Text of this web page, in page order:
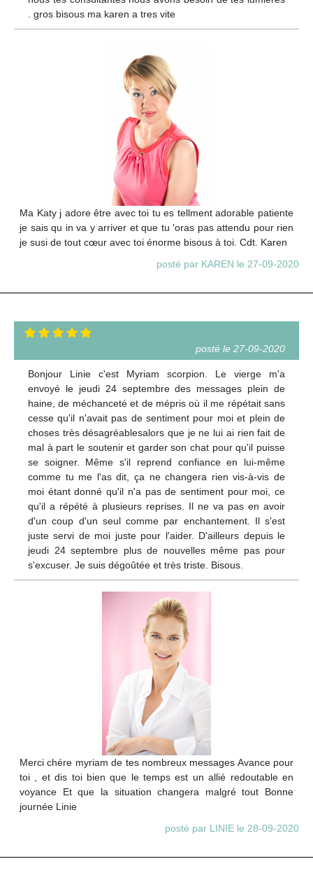
. gros bisous ma karen a tres vite
Ma Katy j adore être avec toi tu es tellment adorable patiente
je sais qu in va y arriver et que tu 'oras pas attendu pour rien
je susi de tout cœur avec toi énorme bisous à toi. Cdt. Karen
posté par KAREN le 27-09-2020
posté le 27-09-2020
Bonjour Linie c'est Myriam scorpion. Le vierge m'a
envoyé le jeudi 24 septembre des messages plein de
haine, de méchanceté et de mépris où il me répétait sans
cesse qu'il n'avait pas de sentiment pour moi et plein de
choses très désagréablesalors que je ne lui ai rien fait de
mal à part le soutenir et garder son chat pour qu'il puisse
se soigner. Même s'il reprend confiance en lui-même
comme tu me l'as dit, ça ne changera rien vis-à-vis de
moi étant donné qu'il n'a pas de sentiment pour moi, ce
qu'il a répété à plusieurs reprises. Il ne va pas en avoir
d'un coup d'un seul comme par enchantement. Il s'est
juste servi de moi juste pour l'aider. D'ailleurs depuis le
jeudi 24 septembre plus de nouvelles même pas pour
s'excuser. Je suis dégoûtée et très triste. Bisous.
Merci chére myriam de tes nombreux messages Avance pour
toi , et dis toi bien que le temps est un allié redoutable en
voyance Et que la situation changera malgré tout Bonne
journée Linie
posté par LINIE le 28-09-2020